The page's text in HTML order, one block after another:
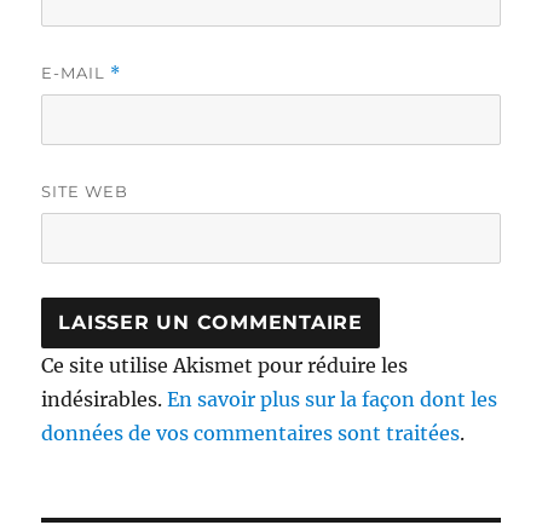
E-MAIL *
SITE WEB
Ce site utilise Akismet pour réduire les
indésirables.En savoir plus sur la façon dont les
données de vos commentaires sont traitées.